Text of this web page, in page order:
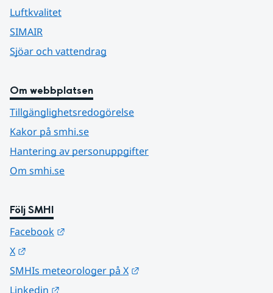
Luftkvalitet
SIMAIR
Sjöar och vattendrag
Om webbplatsen
Tillgänglighetsredogörelse
Kakor på smhi.se
Hantering av personuppgifter
Om smhi.se
Följ SMHI
Facebook
X
SMHIs meteorologer på X
Linkedin